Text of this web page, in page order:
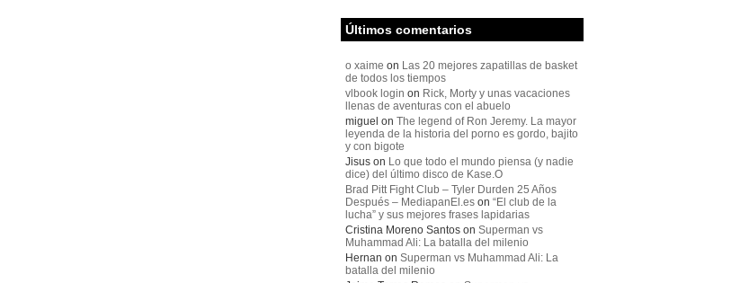
Últimos comentarios
o xaime on Las 20 mejores zapatillas de basket
de todos los tiempos
vlbook login on Rick, Morty y unas vacaciones
llenas de aventuras con el abuelo
miguel on The legend of Ron Jeremy. La mayor
leyenda de la historia del porno es gordo, bajito
y con bigote
Jisuson Lo que todo el mundo piensa (y nadie
dice) del último disco de Kase.O
Brad Pitt Fight Club – Tyler Durden 25 Años
Después – MediapanEl.eson “El club de la
lucha” y sus mejores frases lapidarias
Cristina Moreno Santoson Superman vs
Muhammad Ali: La batalla del milenio
Hernan on Superman vs Muhammad Ali: La
batalla del milenio